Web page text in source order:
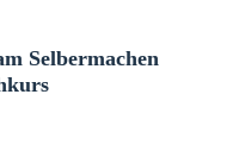
Selbermachen